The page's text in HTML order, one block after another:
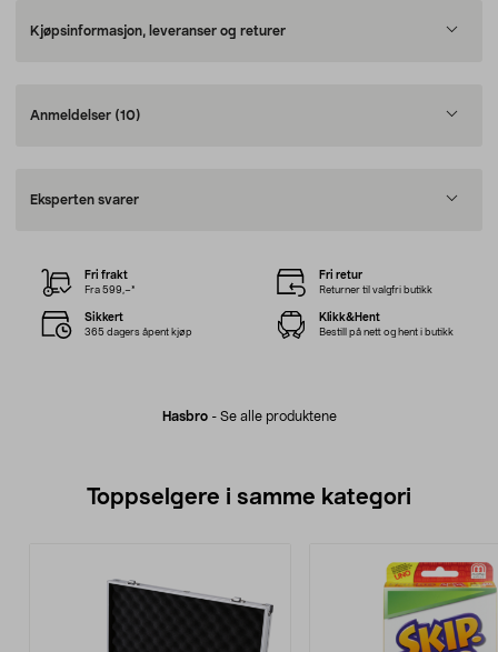
Kjøpsinformasjon, leveranser og returer
Anmeldelser (10)
Eksperten svarer
Hasbro- Se alle produktene
Fri frakt
Fra 599,–*
Fri retur
Returner til valgfri butikk
Sikkert
365 dagers åpent kjøp
Klikk&Hent
Bestill på nett og hent i butikk
Toppselgere i samme kategori